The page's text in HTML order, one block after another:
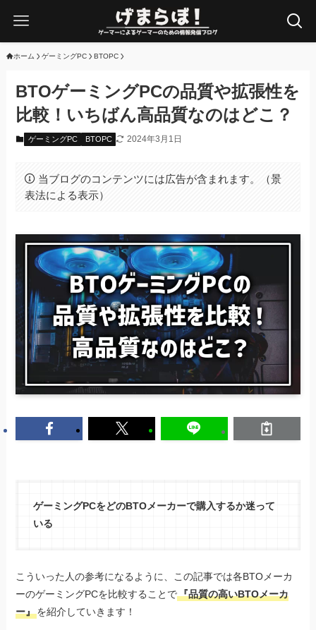
ホーム ゲーミングPC BTOPC
BTOゲーミングPCの品質や拡張性を
比較！いちばん高品質なのはどこ？
ゲーミングPC BTOPC 2024年3月1日
当ブログのコンテンツには広告が含まれます。（景
表法による表示）
ゲーミングPCをどのBTOメーカーで購入するか迷って
いる
こういった人の参考になるように、この記事では各BTOメーカ
ーのゲーミングPCを比較することで『品質の高いBTOメーカ
ー』を紹介していきます！